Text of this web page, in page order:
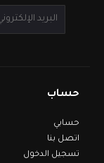
حساب
حسابي
اتصل بنا
تسجيل الدخول